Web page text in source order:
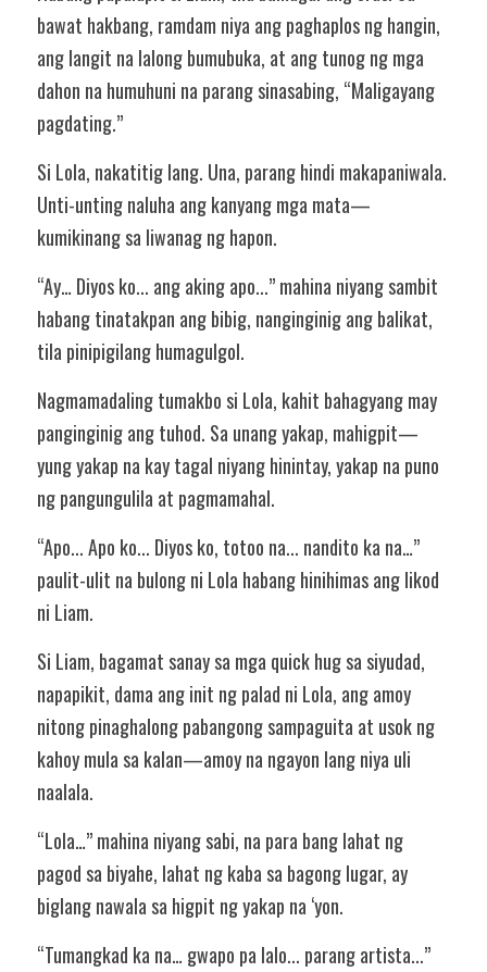
bawat hakbang, ramdam niya ang paghaplos ng hangin,
ang langit na lalong bumubuka, at ang tunog ng mga
dahon na humuhuni na parang sinasabing, “Maligayang
pagdating.”
Si Lola, nakatitig lang. Una, parang hindi makapaniwala.
Unti-unting naluha ang kanyang mga mata—
kumikinang sa liwanag ng hapon.
“Ay… Diyos ko... ang aking apo...” mahina niyang sambit
habang tinatakpan ang bibig, nanginginig ang balikat,
tila pinipigilang humagulgol.
Nagmamadaling tumakbo si Lola, kahit bahagyang may
panginginig ang tuhod. Sa unang yakap, mahigpit—
yung yakap na kay tagal niyang hinintay, yakap na puno
ng pangungulila at pagmamahal.
“Apo... Apo ko... Diyos ko, totoo na... nandito ka na…”
paulit-ulit na bulong ni Lola habang hinihimas ang likod
ni Liam.
Si Liam, bagamat sanay sa mga quick hug sa siyudad,
napapikit, dama ang init ng palad ni Lola, ang amoy
nitong pinaghalong pabangong sampaguita at usok ng
kahoy mula sa kalan—amoy na ngayon lang niya uli
naalala.
“Lola…” mahina niyang sabi, na para bang lahat ng
pagod sa biyahe, lahat ng kaba sa bagong lugar, ay
biglang nawala sa higpit ng yakap na ‘yon.
“Tumangkad ka na… gwapo pa lalo... parang artista...”